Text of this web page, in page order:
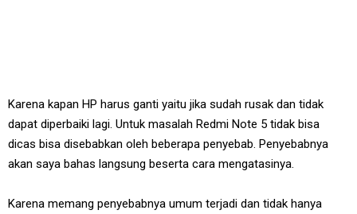
Karena kapan HP harus ganti yaitu jika sudah rusak dan tidak
dapat diperbaiki lagi. Untuk masalah Redmi Note 5 tidak bisa
dicas bisa disebabkan oleh beberapa penyebab. Penyebabnya
akan saya bahas langsung beserta cara mengatasinya.
Karena memang penyebabnya umum terjadi dan tidak hanya